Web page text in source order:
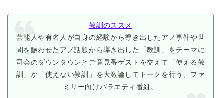
教訓のススメ
芸能人や有名人が自身の経験から導き出したアノ事件や世
間を賑わせたアノ話題から導き出した「教訓」をテーマに
司会のダウンタウンとご意見番ゲストを交えて「使える教
訓」か「使えない教訓」を大激論してトークを行う、ファ
ミリー向けバラエティ番組。